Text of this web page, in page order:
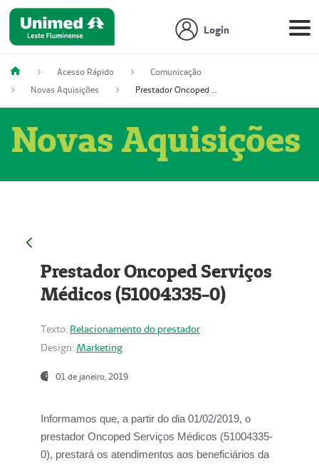
Login
Acesso Rápido
Comunicação
Novas Aquisições
Prestador Oncoped Serviços Médicos (51004335-0)
Novas Aquisições
Prestador Oncoped Serviços
Médicos (51004335-0)
Texto: Relacionamento do prestador
Design: Marketing
01 de janeiro, 2019
Informamos que, a partir do dia 01/02/2019, o
prestador Oncoped Serviços Médicos (51004335-
0), prestará os atendimentos aos beneficiários da